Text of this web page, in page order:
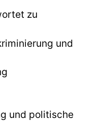
zu
und
und politische